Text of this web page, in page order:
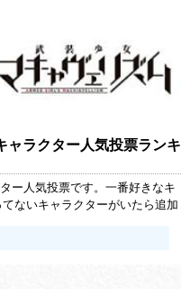
ャラクター人気投票ランキ
ー人気投票です。一番好きなキ
ないキャラクターがいたら追加